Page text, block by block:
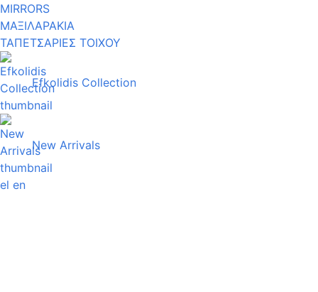
MIRRORS
ΜΑΞΙΛΑΡΑΚΙΑ
ΤΑΠΕΤΣΑΡΙΕΣ ΤΟΙΧΟΥ
Efkolidis Collection
New Arrivals
el en